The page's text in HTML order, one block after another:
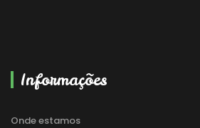
Informações
Onde estamos